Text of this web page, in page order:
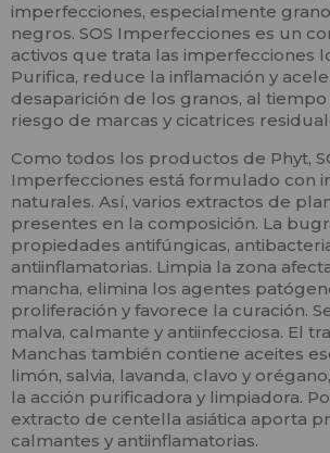
imperfecciones, especialmente
negros. SOS Imperfecciones es un
activos que trata las imperfecciones
Purifica, reduce la inflamación y
desaparición de los granos, al
riesgo de marcas y cicatrices
Como todos los productos de Phyt,
Imperfecciones está formulado con
naturales. Así, varios extractos de
presentes en la composición. La
propiedades antifúngicas,
antiinflamatorias. Limpia la zona
mancha, elimina los agentes
proliferación y favorece la curación.
malva, calmante y antiinfecciosa. El
Manchas también contiene aceites
limón, salvia, lavanda, clavo y
la acción purificadora y limpiadora.
extracto de centella asiática aporta
calmantes y antiinflamatorias.